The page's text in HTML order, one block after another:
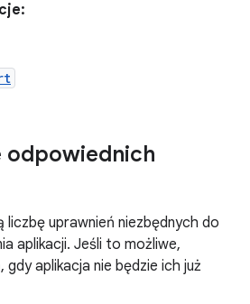
odpowiednich
liczbę uprawnień niezbędnych do
aplikacji. Jeśli to możliwe,
gdy aplikacja nie będzie ich już